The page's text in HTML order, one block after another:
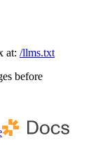
at: /llms.txt
before